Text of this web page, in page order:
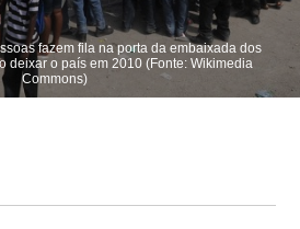
fazem fila na porta da embaixada dos
deixar o país em 2010 (Fonte: Wikimedia
Commons)